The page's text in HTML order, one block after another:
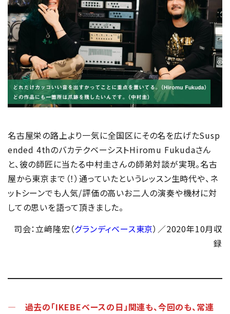
名古屋栄の路上より一気に全国区にその名を広げたSusp
ended 4thのバカテクベーシストHiromu Fukudaさん
と、彼の師匠に当たる中村圭さんの師弟対談が実現。名古
屋から東京まで（！）通っていたというレッスン生時代や、ネ
ットシーンでも人気/評価の高いお二人の演奏や機材に対
しての思いを語って頂きました。
司会：立﨑隆宏（グランディベース東京）／2020年10月収
録
― 過去の「IKEBEベースの日」関連も、今回のも、常連